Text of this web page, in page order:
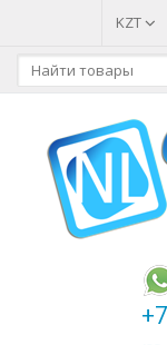
KZT